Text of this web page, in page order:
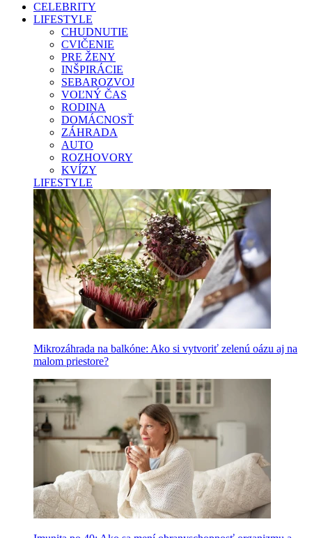
CELEBRITY
LIFESTYLE
CHUDNUTIE
CVIČENIE
PRE ŽENY
INŠPIRÁCIE
SEBAROZVOJ
VOĽNÝ ČAS
RODINA
DOMÁCNOSŤ
ZÁHRADA
AUTO
ROZHOVORY
KVÍZY
LIFESTYLE
Mikrozáhrada na balkóne: Ako si vytvoriť zelenú oázu aj na
malom priestore?